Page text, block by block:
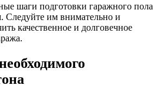
шаги подготовки гаражного пола
Следуйте им внимательно и
качественное и долговечное